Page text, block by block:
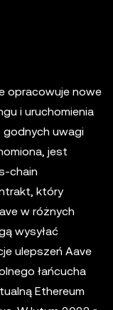
opracowuje nowe
i uruchomienia
godnych uwagi
jest
chain
który
w różnych
wysyłać
ulepszeń Aave
łańcucha
Ethereum